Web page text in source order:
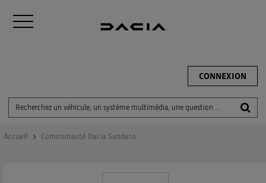
CONNEXION
Accueil Communauté Dacia Sandero